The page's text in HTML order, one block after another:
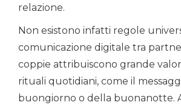
relazione.
Non esistono infatti regole
comunicazione digitale tra
coppie attribuiscono grande
rituali quotidiani, come il
buongiorno o della buonanotte.